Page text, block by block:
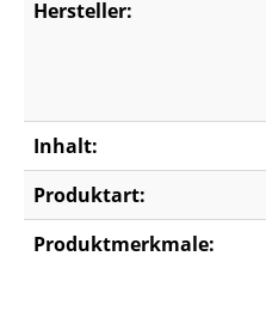
Hersteller:
Inhalt:
Produktart:
Produktmerkmale: